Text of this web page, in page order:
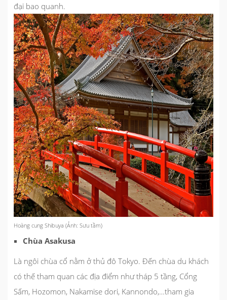
đại bao quanh.
Hoàng cung Shibuya (Ảnh: Sưu tầm)
Chùa Asakusa
Là ngôi chùa cổ nằm ở thủ đô Tokyo. Đến chùa du khách
có thế tham quan các địa điểm như tháp 5 tầng, Cổng
Sấm, Hozomon, Nakamise dori, Kannondo,…tham gia